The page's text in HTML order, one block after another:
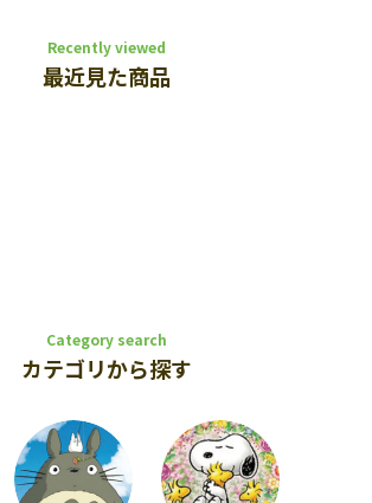
Recently viewed
最近見た商品
Category search
カテゴリから探す